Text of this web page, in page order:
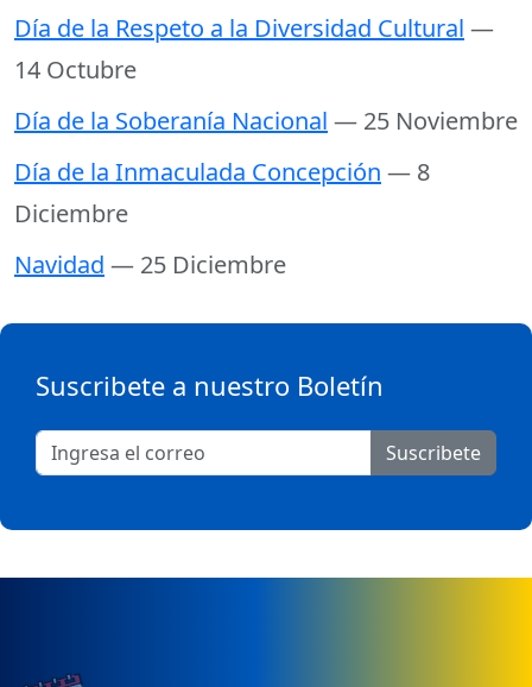
Día de la Respeto a la Diversidad Cultural —
14 Octubre
Día de la Soberanía Nacional — 25 Noviembre
Día de la Inmaculada Concepción — 8
Diciembre
Navidad — 25 Diciembre
Suscribete a nuestro Boletín
Suscribete